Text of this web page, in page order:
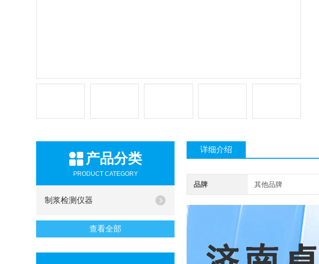
产品分类
PRODUCT CATEGORY
制浆检测仪器
查看全部
详细介绍
品牌 其他品牌